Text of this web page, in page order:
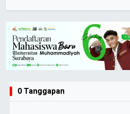
0 Tanggapan